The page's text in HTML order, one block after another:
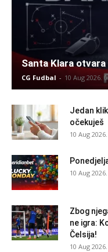
Santa Klara
CG Fudbal - 10 Aug 2026.
Jedan
očekuješ
10 Aug
10 Aug
Zbog
ne igra:
Čelsija!
10 Aug